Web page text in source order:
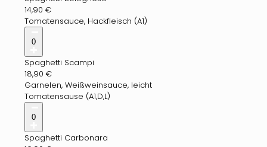
14,90 €
Tomatensauce, Hackfleisch (A1)
0
Spaghetti Scampi
18,90 €
Garnelen, Weißweinsauce, leicht
Tomatensause (A1,D,L)
0
Spaghetti Carbonara